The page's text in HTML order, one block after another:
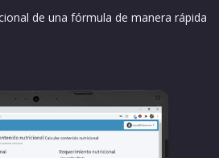
de una fórmula de manera rápida